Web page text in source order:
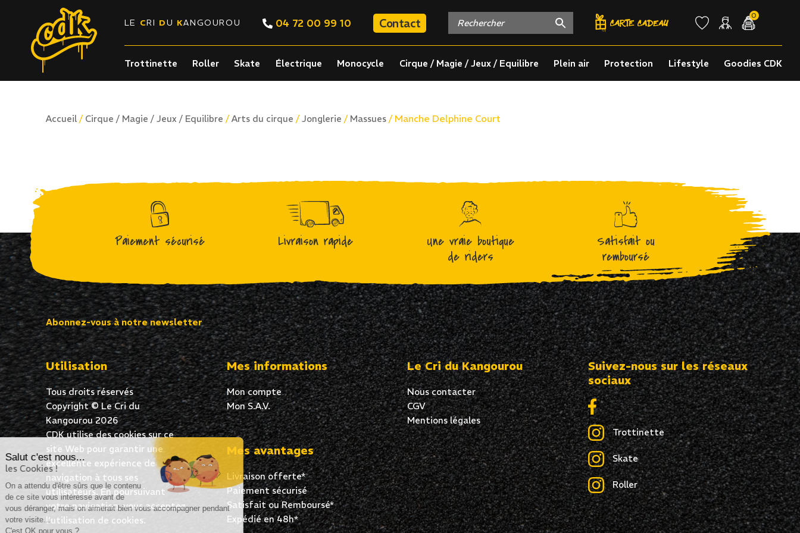
Salut c'est nous...
les Cookies !
On a attendu d'être sûrs que le contenu
de ce site vous intéresse avant de
vous déranger, mais on aimerait bien vous accompagner pendant
votre visite...
C'est OK pour vous ?
LE CRI DU KANGOUROU 04 72 00 99 10 Contact
0
Trottinette Roller Skate Électrique Monocycle Cirque / Magie / Jeux / Equilibre Plein air Protection Lifestyle Goodies CDK
Accueil / Cirque / Magie / Jeux / Equilibre /Arts du cirque /Jonglerie / Massues / Manche Delphine Court
Paiement sécurisé Livraison rapide
Une vraie boutique
de riders
Satisfait ou
remboursé
Abonnez-vous à notre newsletter
Utilisation
Tous droits réservés
Copyright © Le Cri du
Kangourou 2026
CDK utilise des cookies sur ce
site Web pour garantir une
excellente expérience de
navigation à tous ses
utilisateurs. En poursuivant
votre navigation, vous acceptez
l’utilisation de cookies.
Mes informations
Mon compte
Mon S.A.V.
Mes avantages
Livraison offerte*
Paiement sécurisé
Satisfait ou Remboursé*
Expédié en 48h*
Le Cri du Kangourou
Nous contacter
CGV
Mentions légales
Suivez-nous sur les réseaux
sociaux
Trottinette
Skate
Roller